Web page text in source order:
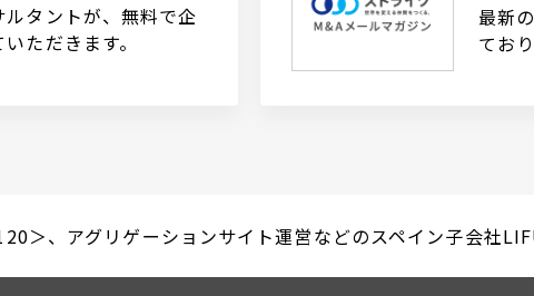
タントが、無料で企
ただきます。
最新
てお
＞、アグリゲーションサイト運営などのスペイン子会社